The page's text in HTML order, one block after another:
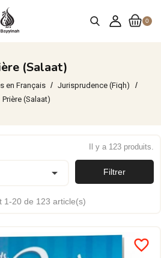
0
(Salaat)
en Français
Jurisprudence (Fiqh)
Prière (Salaat)
Il y a 123 produits.
 Filtrer
1-20 de 123 article(s)
favorite_border